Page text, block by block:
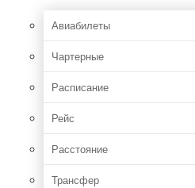
Авиабилеты
Чартерные
Расписание
Рейс
Расстояние
Трансфер